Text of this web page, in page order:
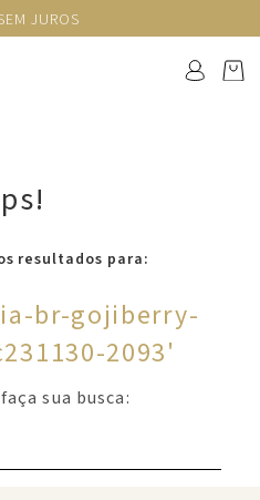
JUROS
resultados para:
br-gojiberry-
2093'
sua busca: